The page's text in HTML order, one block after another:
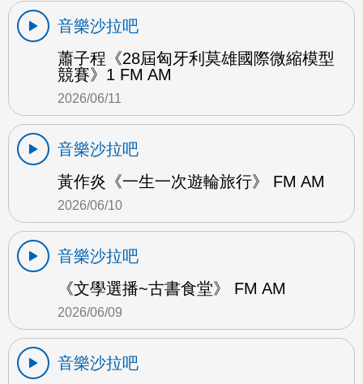
音樂沙拉吧
蕭子程《28屆匈牙利莫雄國際微縮模型
競賽》1 FM AM
2026/06/11
音樂沙拉吧
黃作炎《一生一次遊輪旅行》 FM AM
2026/06/10
音樂沙拉吧
《文學選播~古書食堂》 FM AM
2026/06/09
音樂沙拉吧